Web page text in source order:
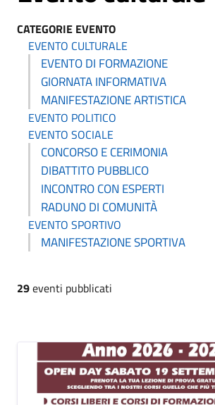
CATEGORIE EVENTO
EVENTO CULTURALE
EVENTO DI FORMAZIONE
GIORNATA INFORMATIVA
MANIFESTAZIONE ARTISTICA
EVENTO POLITICO
EVENTO SOCIALE
CONCORSO E CERIMONIA
DIBATTITO PUBBLICO
INCONTRO CON ESPERTI
RADUNO DI COMUNITÀ
EVENTO SPORTIVO
MANIFESTAZIONE SPORTIVA
29eventi pubblicati